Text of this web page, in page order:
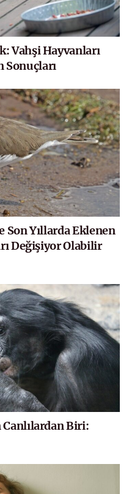
Vahşi Hayvanları
Sonuçları
Yıllarda Eklenen
Değişiyor Olabilir
Canlılardan Biri: